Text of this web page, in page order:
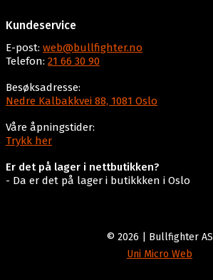
Kundeservice
E-post: web@bullfighter.no
Telefon: 21 66 30 90
Besøksadresse:
Nedre Kalbakkvei 88, 1081 Oslo
Våre åpningstider:
Trykk her
Er det på lager i nettbutikken?
- Da er det på lager i butikkken i Oslo
© 2026 | Bullfighter AS
Uni Micro Web